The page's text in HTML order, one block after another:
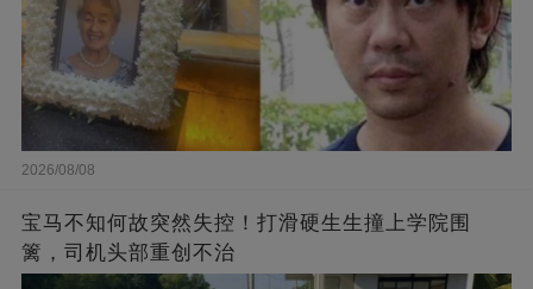
2026/08/08
宝马不知何故突然失控！打滑硬生生撞上学院围
篱，司机头部重创不治